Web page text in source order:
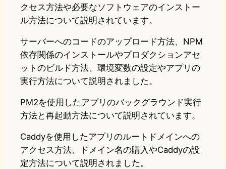
クセス方法や必要なソフトウェアのインストー
ル方法について説明されています。
サーバーへのコードのアップロード方法、NPM
依存関係のインストールやプロダクションアセ
ットのビルド方法、環境変数の設定やアプリの
実行方法について説明されました。
PM2を使用したアプリのバックグラウンド実行
方法と再起動方法について説明されています。
Caddyを使用したアプリのルートドメインへの
アクセス方法、ドメイン名の購入やCaddyの設
定方法について説明されました。